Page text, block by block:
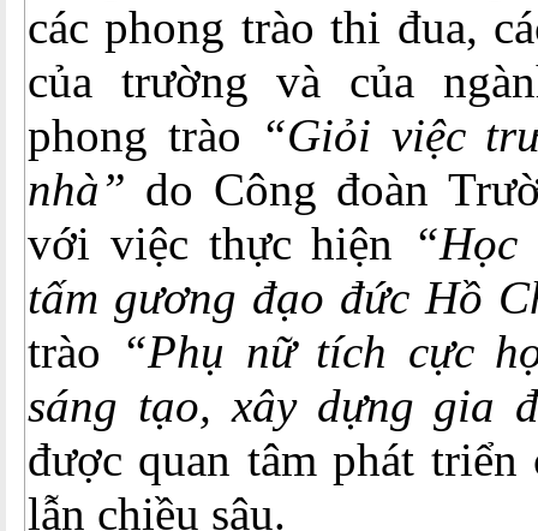
các phong trào thi đua,
của trường và của
phong trào “Giỏi việc
nhà” do Công đoàn
với việc thực hiện
tấm gương đạo đức Hồ
trào “Phụ nữ tích cực
sáng tạo, xây dựng gia
được quan tâm phát triển
lẫn chiều sâu.